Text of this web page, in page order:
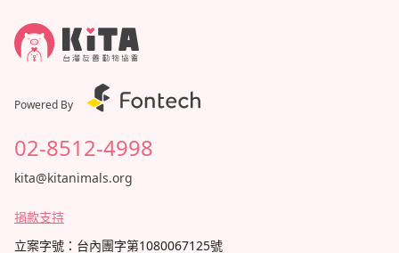
Powered By
02-8512-4998
kita@kitanimals.org
捐款支持
立案字號：台內團字第1080067125號